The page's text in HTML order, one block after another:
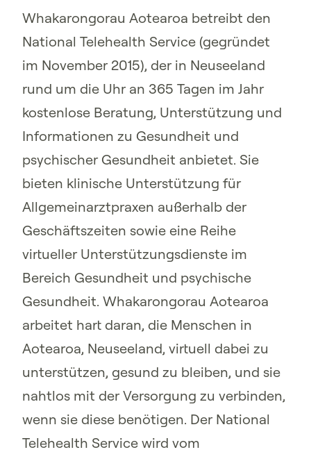
Whakarongorau Aotearoa betreibt den
National Telehealth Service (gegründet
im November 2015), der in Neuseeland
rund um die Uhr an 365 Tagen im Jahr
kostenlose Beratung, Unterstützung und
Informationen zu Gesundheit und
psychischer Gesundheit anbietet. Sie
bieten klinische Unterstützung für
Allgemeinarztpraxen außerhalb der
Geschäftszeiten sowie eine Reihe
virtueller Unterstützungsdienste im
Bereich Gesundheit und psychische
Gesundheit. Whakarongorau Aotearoa
arbeitet hart daran, die Menschen in
Aotearoa, Neuseeland, virtuell dabei zu
unterstützen, gesund zu bleiben, und sie
nahtlos mit der Versorgung zu verbinden,
wenn sie diese benötigen. Der National
Telehealth Service wird vom